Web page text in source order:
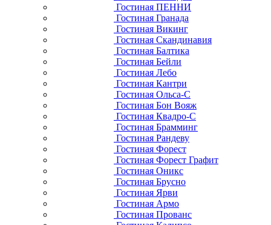
Гостиная ПЕННИ
Гостиная Гранада
Гостиная Викинг
Гостиная Скандинавия
Гостиная Балтика
Гостиная Бейли
Гостиная Лебо
Гостиная Кантри
Гостиная Ольса-С
Гостиная Бон Вояж
Гостиная Квадро-С
Гостиная Брамминг
Гостиная Рандеву
Гостиная Форест
Гостиная Форест Графит
Гостиная Оникс
Гостиная Брусно
Гостиная Ярви
Гостиная Армо
Гостиная Прованс